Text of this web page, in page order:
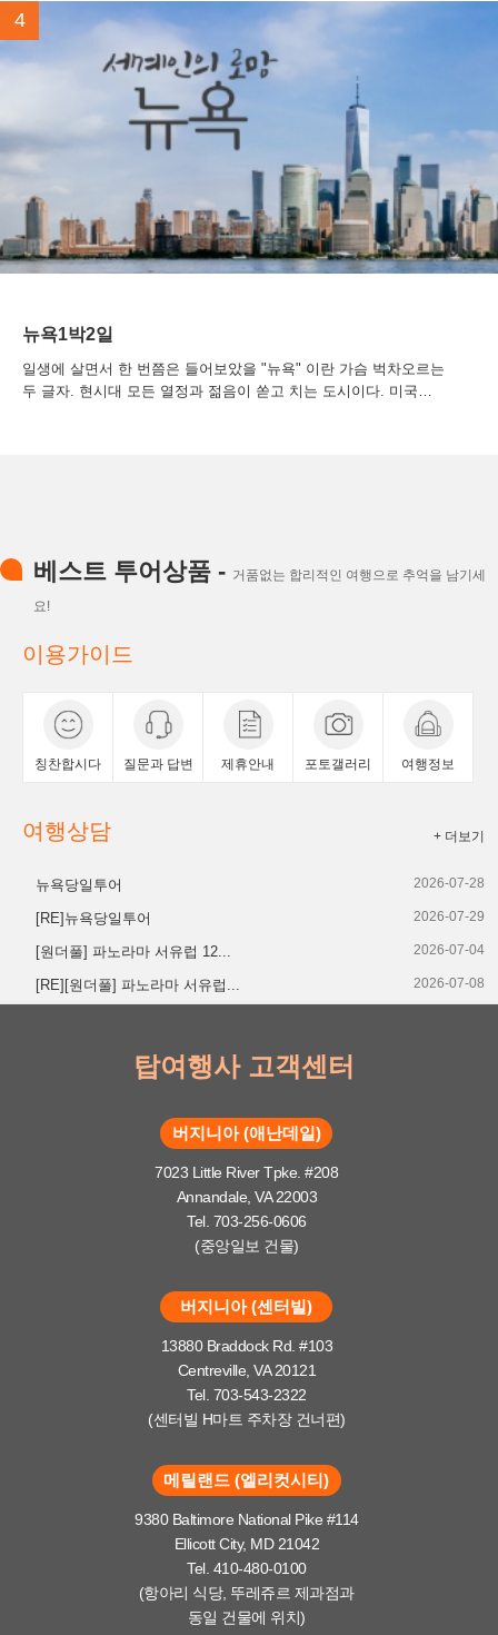
4
뉴욕1박2일
일생에 살면서 한 번쯤은 들어보았을 "뉴욕" 이란 가슴 벅차오르는
두 글자. 현시대 모든 열정과 젊음이 쏟고 치는 도시이다. 미국에
베스트 투어상품 - 거품없는 합리적인 여행으로 추억을 남기세
요!
이용가이드
칭찬합시다 질문과 답변 제휴안내 포토갤러리 여행정보
여행상담 + 더보기
뉴욕당일투어 2026-07-28
[RE]뉴욕당일투어 2026-07-29
[원더풀] 파노라마 서유럽 12... 2026-07-04
[RE][원더풀] 파노라마 서유럽... 2026-07-08
탑여행사 고객센터
버지니아 (애난데일)
7023 Little River Tpke. #208
Annandale, VA 22003
Tel. 703-256-0606
(중앙일보 건물)
버지니아 (센터빌)
13880 Braddock Rd. #103
Centreville, VA 20121
Tel. 703-543-2322
(센터빌 H마트 주차장 건너편)
메릴랜드 (엘리컷시티)
9380 Baltimore National Pike #114
Ellicott City, MD 21042
Tel. 410-480-0100
(항아리 식당, 뚜레쥬르 제과점과
동일 건물에 위치)